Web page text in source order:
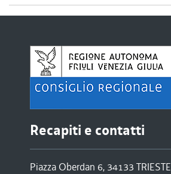
Recapiti e contatti
Piazza Oberdan 6, 34133 TRIESTE